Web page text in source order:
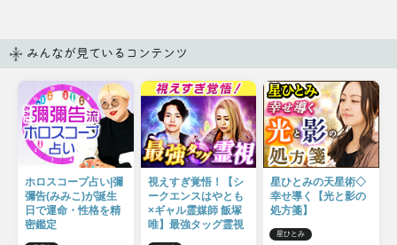
みんなが見ているコンテンツ
ホロスコープ占い|彌
彌告(みみこ)が誕生
日で運命・性格を精
密鑑定
視えすぎ覚悟！【シ
ークエンスはやとも
×ギャル霊媒師 飯塚
唯】最強タッグ霊視
星ひとみの天星術◇
幸せ導く【光と影の
処方箋】
星ひとみ